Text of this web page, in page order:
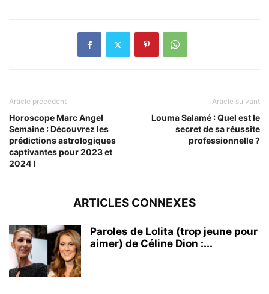
Article précédent
Horoscope Marc Angel
Semaine : Découvrez les
prédictions astrologiques
captivantes pour 2023 et
2024 !
Article suivant
Louma Salamé : Quel est le
secret de sa réussite
professionnelle ?
ARTICLES CONNEXES
Paroles de Lolita (trop jeune pour
aimer) de Céline Dion :...